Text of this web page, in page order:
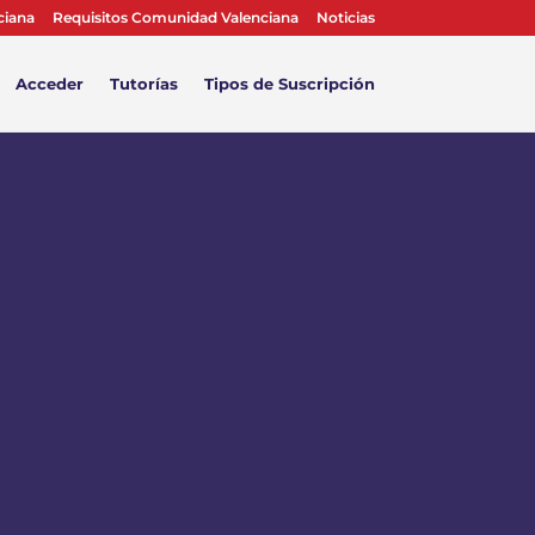
Requisitos Comunidad Valenciana Noticias
Acceder Tutorías Tipos de Suscripción